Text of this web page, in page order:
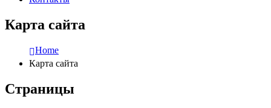
Карта сайта
Home
Карта сайта
Страницы